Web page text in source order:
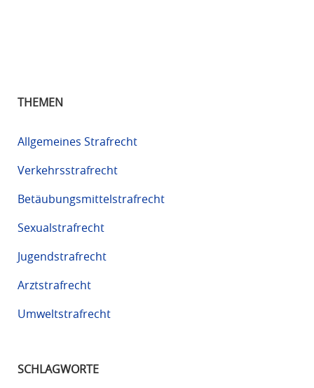
THEMEN
Allgemeines Strafrecht
Verkehrsstrafrecht
Betäubungsmittelstrafrecht
Sexualstrafrecht
Jugendstrafrecht
Arztstrafrecht
Umweltstrafrecht
SCHLAGWORTE